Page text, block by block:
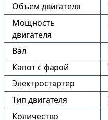
Объем двигателя
Мощность
двигателя
Вал
Капот с фарой
Электростартер
Тип двигателя
Количество